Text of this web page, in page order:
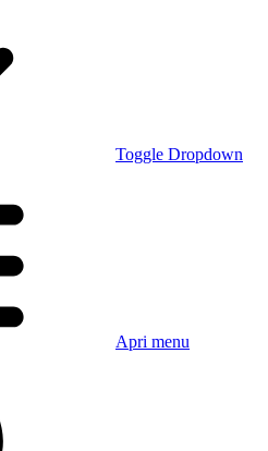
Toggle Dropdown
Apri menu